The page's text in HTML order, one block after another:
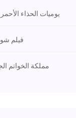
يوميات الحذاء
فيلم
مملكة الخواتم